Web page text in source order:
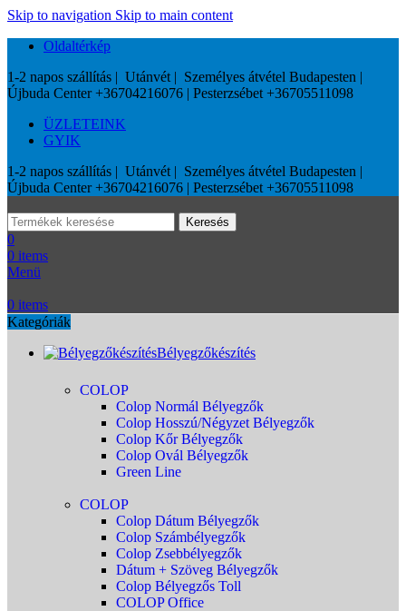
Skip to navigation Skip to main content
Oldaltérkép
1-2 napos szállítás | Utánvét | Személyes átvétel Budapesten |
Újbuda Center +36704216076 | Pesterzsébet +36705511098
ÜZLETEINK
GYIK
1-2 napos szállítás | Utánvét | Személyes átvétel Budapesten |
Újbuda Center +36704216076 | Pesterzsébet +36705511098
Keresés
0
0 items
Menü
0 items
Kategóriák
Bélyegzőkészítés
COLOP
Colop Normál Bélyegzők
Colop Hosszú/Négyzet Bélyegzők
Colop Kőr Bélyegzők
Colop Ovál Bélyegzők
Green Line
COLOP
Colop Dátum Bélyegzők
Colop Számbélyegzők
Colop Zsebbélyegzők
Dátum + Szöveg Bélyegzők
Colop Bélyegzős Toll
COLOP Office